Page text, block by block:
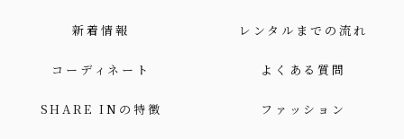
新着情報 レンタルまでの流れ
コーディネート よくある質問
SHARE INの特徴 ファッション